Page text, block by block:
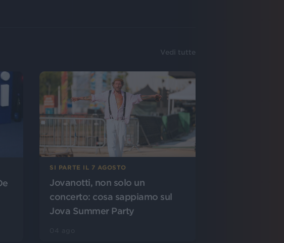
Vedi tutte
SI PARTE IL 7 AGOSTO
Jovanotti, non solo un
concerto: cosa sappiamo sul
Jova Summer Party